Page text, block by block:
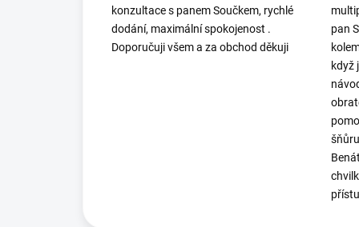
konzultace s panem Součkem, rychlé
dodání, maximální spokojenost .
Doporučuji všem a za obchod děkuji
pan
když